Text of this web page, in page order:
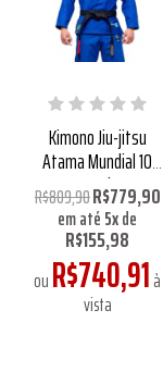
Kimono Jiu-jitsu
Atama Mundial 10
Azul
R$809,90R$779,90
em até5xde
R$155,98
ouR$740,91à
vista